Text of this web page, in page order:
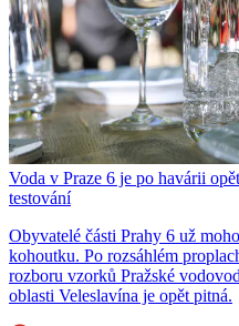
Voda v Praze 6 je po havárii
testování
Obyvatelé části Prahy 6 už
kohoutku. Po rozsáhlém
rozboru vzorků Pražské
oblasti Veleslavína je opět pitná.